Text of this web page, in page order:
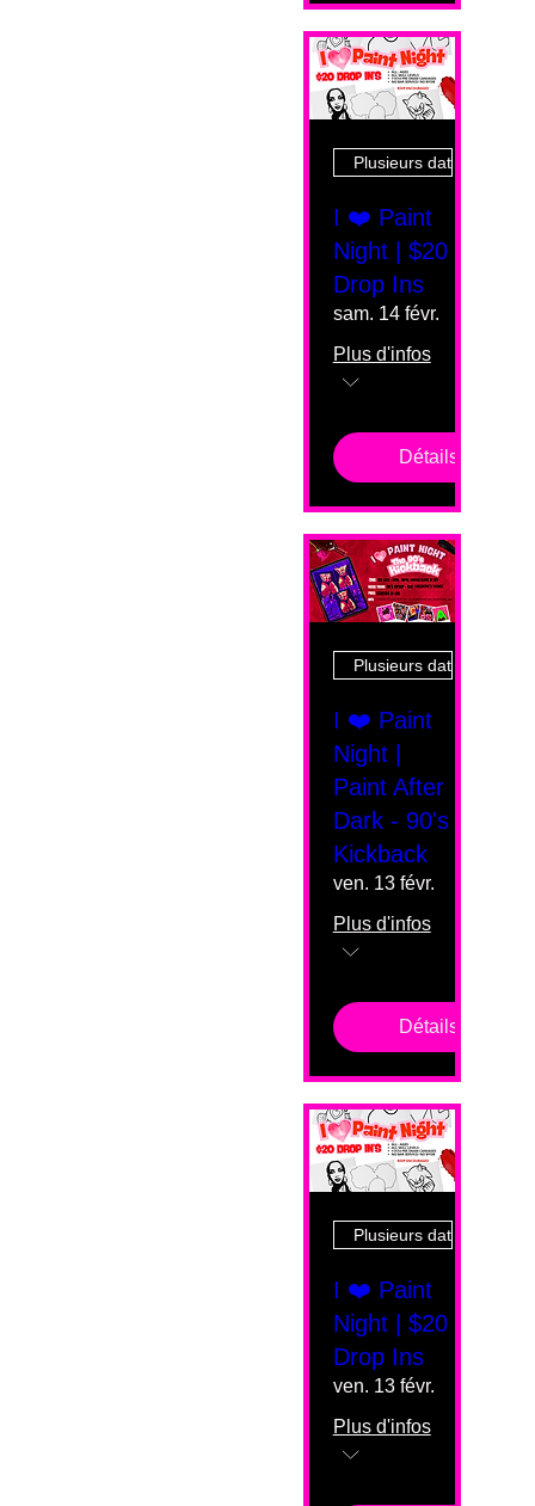
Plusieurs dates
I ❤️ Paint
Night | $20
Drop Ins
sam. 14 févr.
Plus d'infos
Détails
Plusieurs dates
I ❤️ Paint
Night |
Paint After
Dark - 90's
Kickback
ven. 13 févr.
Plus d'infos
Détails
Plusieurs dates
I ❤️ Paint
Night | $20
Drop Ins
ven. 13 févr.
Plus d'infos